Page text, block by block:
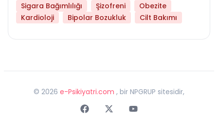
Sigara Bağımlılığı
Şizofreni
Obezite
Kardioloji
Bipolar Bozukluk Cilt Bakımı
© 2026 e-Psikiyatri.com , bir NPGRUP sitesidir,